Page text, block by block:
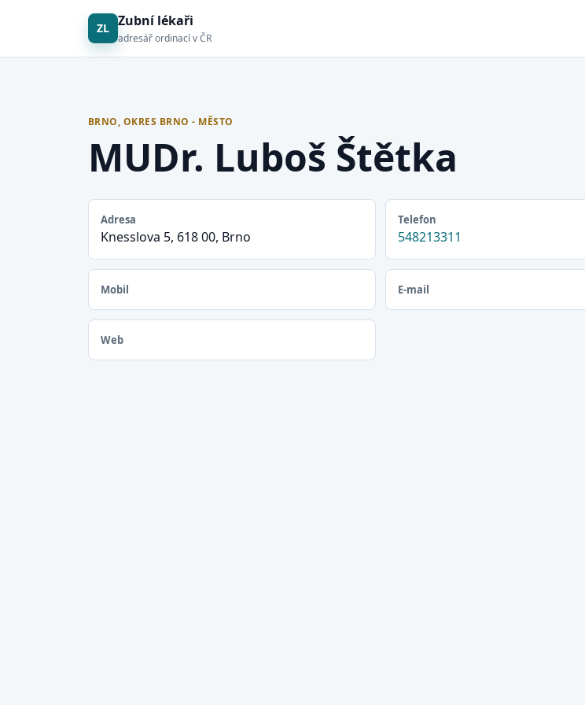
ZL Zubní lékaři
adresář ordinací v ČR
BRNO, OKRES BRNO - MĚSTO
MUDr. Luboš Štětka
Adresa
Knesslova 5, 618 00, Brno
Telefon
548213311
Mobil E-mail
Web